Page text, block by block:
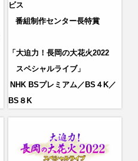
ビス
番組制作センター長特賞
「大迫力！長岡の大花火2022
スペシャルライブ」
NHK BSプレミアム／BS４K／
BS８K